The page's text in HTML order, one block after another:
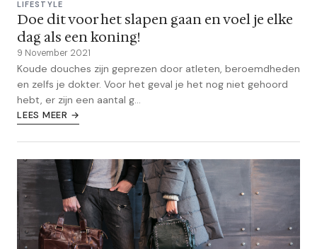
LIFESTYLE
Doe dit voor het slapen gaan en voel je elke
dag als een koning!
9 November 2021
Koude douches zijn geprezen door atleten, beroemdheden
en zelfs je dokter. Voor het geval je het nog niet gehoord
hebt, er zijn een aantal g...
LEES MEER →